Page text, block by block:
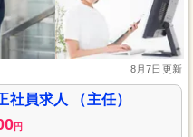
8月7日更新
社員求人 （主任）
円